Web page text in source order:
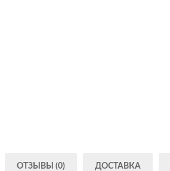
ОТЗЫВЫ (0) ДОСТАВКА